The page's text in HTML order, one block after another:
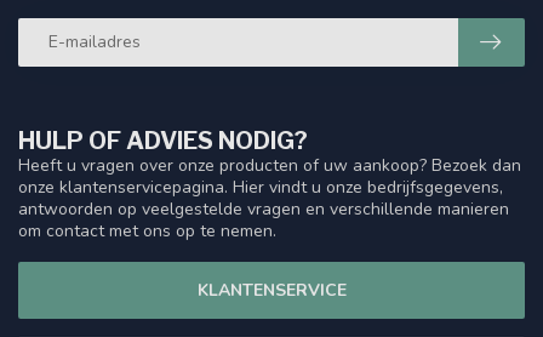
HULP OF ADVIES NODIG?
Heeft u vragen over onze producten of uw aankoop? Bezoek dan
onze klantenservicepagina. Hier vindt u onze bedrijfsgegevens,
antwoorden op veelgestelde vragen en verschillende manieren
om contact met ons op te nemen.
KLANTENSERVICE